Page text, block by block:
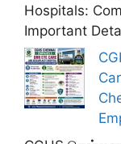
Hospitals:
Important